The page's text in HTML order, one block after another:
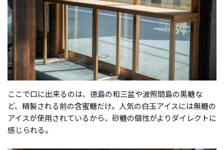
ここで口に出来るのは、徳島の和三盆や波照間島の黒糖な
ど、精製される前の含蜜糖だけ。人気の白玉アイスには無糖の
アイスが使用されているから、砂糖の個性がよりダイレクトに
感じられる。